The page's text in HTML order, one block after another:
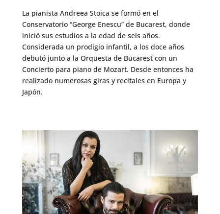
La pianista Andreea Stoica se formó en el
Conservatorio “George Enescu” de Bucarest, donde
inició sus estudios a la edad de seis años.
Considerada un prodigio infantil, a los doce años
debutó junto a la Orquesta de Bucarest con un
Concierto para piano de Mozart. Desde entonces ha
realizado numerosas giras y recitales en Europa y
Japón.